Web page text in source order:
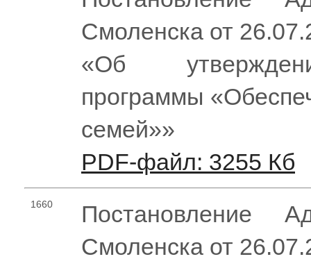
Смоленска от
«Об
программы
семей»»
PDF-файл: 3255 Кб
1660
Постановление
Смоленска от